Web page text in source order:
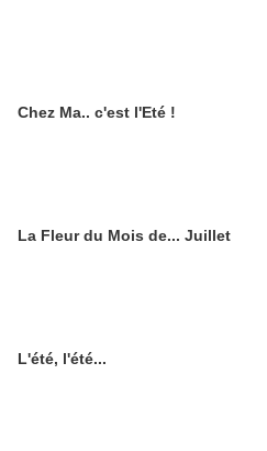
Chez Ma.. c'est l'Eté !
La Fleur du Mois de... Juillet
L'été, l'été...